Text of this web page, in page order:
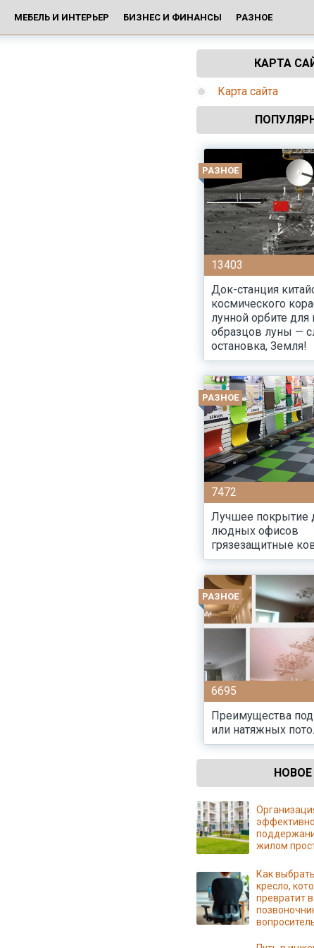
МЕБЕЛЬ И ИНТЕРЬЕР БИЗНЕС И ФИНАНСЫ РАЗНОЕ
КАРТА
Карта сайта
РАЗНОЕ
13403
Док-станция
космического
лунной орбите для
образцов луны —
остановка, Земля!
РАЗНОЕ
7472
Лучшее покрытие
людных офисов
грязезащитные
РАЗНОЕ
6695
Преимущества
или натяжных
НОВОЕ
жилом
Как
кресло,
превратит